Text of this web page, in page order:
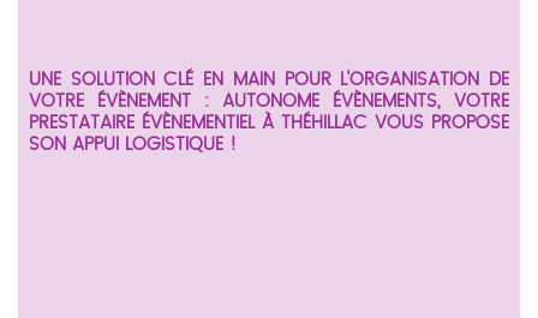
UNE SOLUTION CLÉ EN MAIN POUR L'ORGANISATION DE
VOTRE ÉVÈNEMENT : AUTONOME ÉVÈNEMENTS, VOTRE
PRESTATAIRE ÉVÈNEMENTIEL À THÉHILLAC VOUS PROPOSE
SON APPUI LOGISTIQUE !